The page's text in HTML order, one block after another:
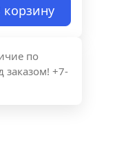
корзину
по
заказом! +7-